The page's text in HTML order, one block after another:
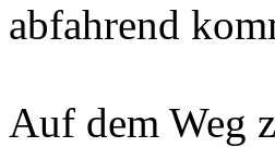
abfahrend
Auf dem Weg